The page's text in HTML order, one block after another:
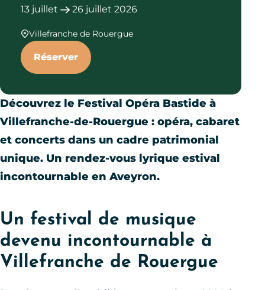
13 juillet 26 juillet 2026
Villefranche de Rouergue
Réserver
Découvrez le Festival Opéra Bastide à
Villefranche-de-Rouergue : opéra, cabaret
et concerts dans un cadre patrimonial
unique. Un rendez-vous lyrique estival
incontournable en Aveyron.
Un festival de musique
devenu incontournable à
Villefranche de Rouergue